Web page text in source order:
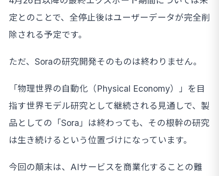
定とのことで、全停止後はユーザーデータが完全削
除される予定です。
ただ、Soraの研究開発そのものは終わりません。
「物理世界の自動化（Physical Economy）」を目
指す世界モデル研究として継続される見通しで、製
品としての「Sora」は終わっても、その根幹の研究
は生き続けるという位置づけになっています。
今回の顛末は、AIサービスを商業化することの難